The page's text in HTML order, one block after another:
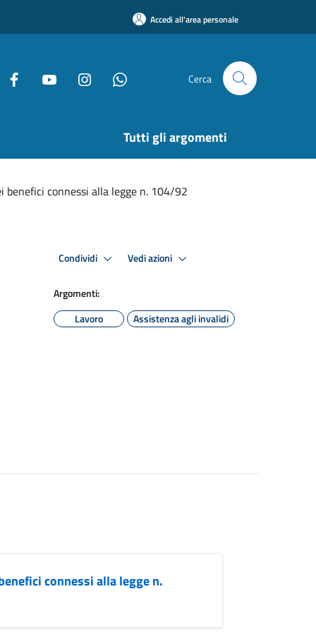
Accedi all'area personale
Cerca
Tutti gli argomenti
benefici connessi alla legge n. 104/92
Condividi Vedi azioni
Argomenti:
Lavoro
Assistenza agli invalidi
connessi alla legge n.